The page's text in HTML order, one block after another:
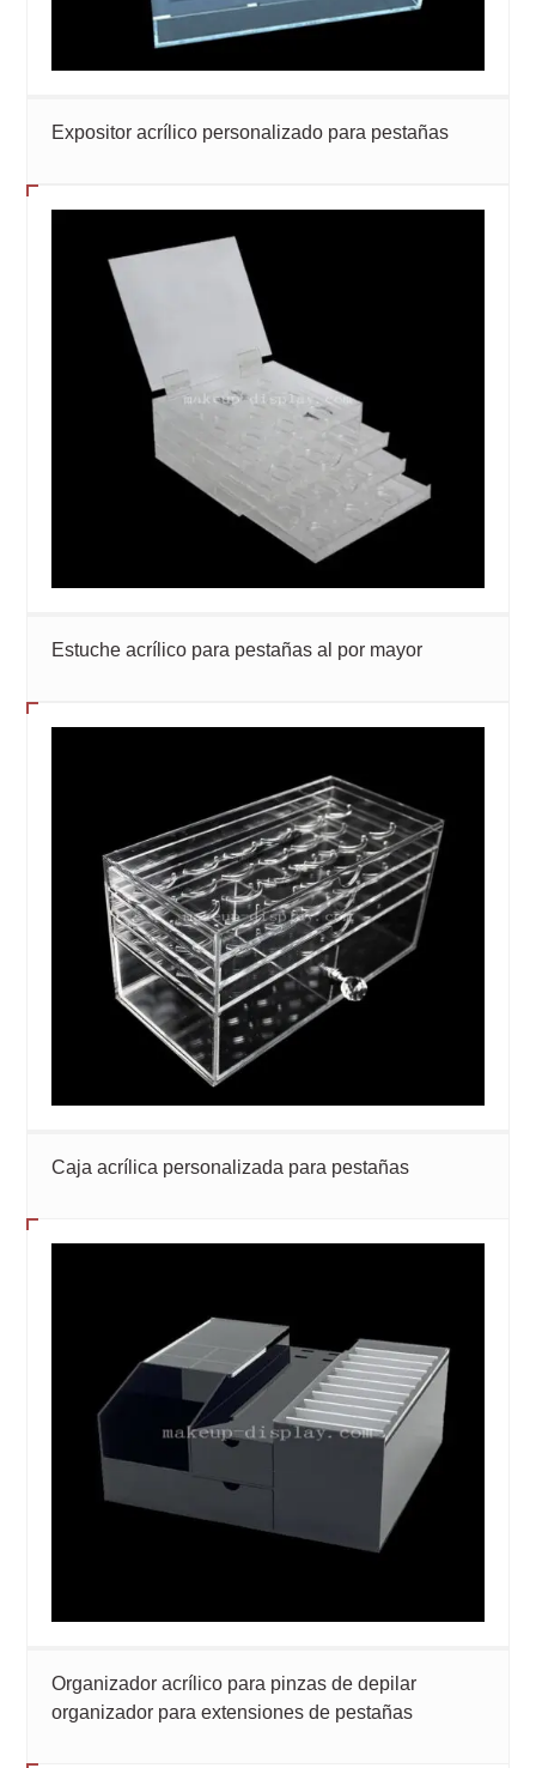
Expositor acrílico personalizado para pestañas
Estuche acrílico para pestañas al por mayor
Caja acrílica personalizada para pestañas
Organizador acrílico para pinzas de depilar
organizador para extensiones de pestañas